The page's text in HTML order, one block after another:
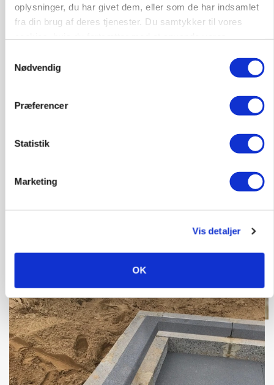
oplysninger, du har givet dem, eller som de har indsamlet
fra din brug af deres tjenester. Du samtykker til vores
Nødvendig
Præferencer
Statistik
Marketing
Vis detaljer
OK
BUSINESS
MARKED